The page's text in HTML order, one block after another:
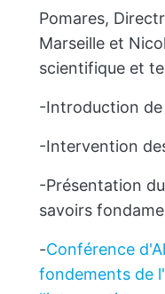
Pomares,
Marseille et
scientifique et
-Introduction
-Intervention
-Présentation
savoirs
-Conférence
fondements de